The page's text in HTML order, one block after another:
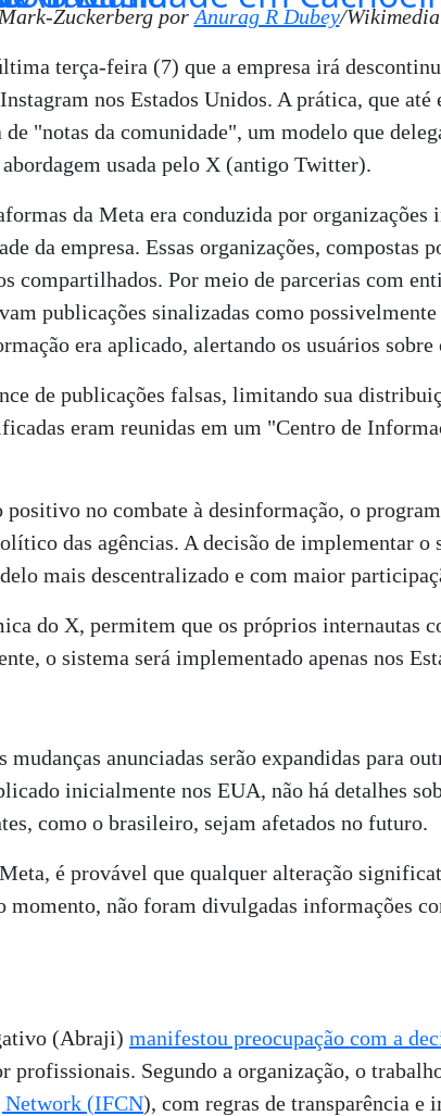
Zuckerberg por Anurag R Dubey/Wikimedia
terça-feira (7) que a empresa irá
nos Estados Unidos. A prática, que até
"notas da comunidade", um modelo que
usada pelo X (antigo Twitter).
da Meta era conduzida por organizações
da empresa. Essas organizações, compostas
compartilhados. Por meio de parcerias com
publicações sinalizadas como
era aplicado, alertando os usuários sobre
de publicações falsas, limitando sua
eram reunidas em um "Centro de
no combate à desinformação, o
das agências. A decisão de implementar o
mais descentralizado e com maior
do X, permitem que os próprios internautas
o sistema será implementado apenas nos
mudanças anunciadas serão expandidas para
inicialmente nos EUA, não há detalhes
como o brasileiro, sejam afetados no futuro.
é provável que qualquer alteração
não foram divulgadas informações
(Abraji) manifestou preocupação com a
Segundo a organização, o
Network (IFCN), com regras de transparência